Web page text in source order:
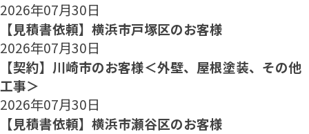
2026年07月30日
【見積書依頼】横浜市戸塚区のお客様
2026年07月30日
【契約】川崎市のお客様＜外壁、屋根塗装、その他
工事＞
2026年07月30日
【見積書依頼】横浜市瀬谷区のお客様